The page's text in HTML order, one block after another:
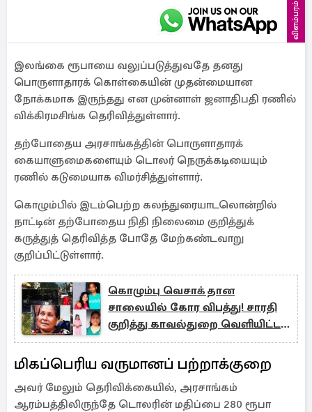
விளம்பரம்
இலங்கை ரூபாயை வலுப்படுத்துவதே தனது
பொருளாதாரக் கொள்கையின் முதன்மையான
நோக்கமாக இருந்தது என முன்னாள் ஜனாதிபதி ரணில்
விக்கிரமசிங்க தெரிவித்துள்ளார்.
தற்போதைய அரசாங்கத்தின் பொருளாதாரக்
கையாளுமைகளையும் டொலர் நெருக்கடியையும்
ரணில் கடுமையாக விமர்சித்துள்ளார்.
கொழும்பில் இடம்பெற்ற கலந்துரையாடலொன்றில்
நாட்டின் தற்போதைய நிதி நிலைமை குறித்துக்
கருத்துத் தெரிவித்த போதே மேற்கண்டவாறு
குறிப்பிட்டுள்ளார்.
கொழும்பு வெசாக் தான
சாலையில் கோர விபத்து! சாரதி
குறித்து காவல்துறை வெளியிட்ட
தகவல்
மிகப்பெரிய வருமானப் பற்றாக்குறை
அவர் மேலும் தெரிவிக்கையில், அரசாங்கம்
ஆரம்பத்திலிருந்தே டொலரின் மதிப்பை 280 ரூபா